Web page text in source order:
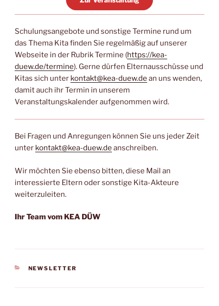
Schulungsangebote und sonstige Termine rund um
das Thema Kita finden Sie regelmäßig auf unserer
Webseite in der Rubrik Termine (https://kea-
duew.de/termine). Gerne dürfen Elternausschüsse und
Kitas sich unter kontakt@kea-duew.de an uns wenden,
damit auch ihr Termin in unserem
Veranstaltungskalender aufgenommen wird.
Bei Fragen und Anregungen können Sie uns jeder Zeit
unter kontakt@kea-duew.de anschreiben.
Wir möchten Sie ebenso bitten, diese Mail an
interessierte Eltern oder sonstige Kita-Akteure
weiterzuleiten.
Ihr Team vom KEA DÜW
KATEGORIEN
NEWSLETTER